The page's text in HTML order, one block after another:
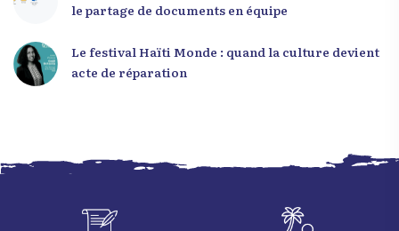
le partage de documents en équipe
Le festival Haïti Monde : quand la culture devient
acte de réparation